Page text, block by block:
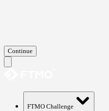
Continue
FTMO Challenge